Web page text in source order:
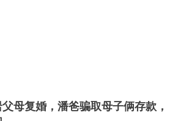
母复婚，潘爸骗取母子俩存款，